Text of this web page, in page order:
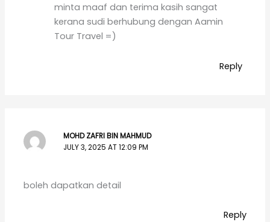
minta maaf dan terima kasih sangat
kerana sudi berhubung dengan Aamin
Tour Travel =)
Reply
MOHD ZAFRI BIN MAHMUD
JULY 3, 2025 AT 12:09 PM
boleh dapatkan detail
Reply